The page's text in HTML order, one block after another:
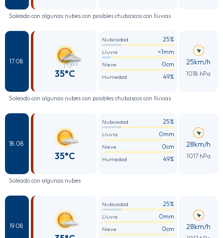
Soleado con algunas nubes con posibles chubascos con lluvias
17.08
35°C
Nubosidad 25%
Lluvia <1mm
Nieve 0cm
Humedad 49%
25km/h
1018 hPa
Soleado con algunas nubes con posibles chubascos con lluvias
18.08
35°C
Nubosidad 25%
Lluvia 0mm
Nieve 0cm
Humedad 49%
28km/h
1017 hPa
Soleado con algunas nubes
19.08
Nubosidad 25%
Lluvia 0mm
Nieve 0cm 28km/h